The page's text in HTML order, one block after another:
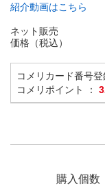
紹介動画はこちら
ネット販売
価格（税込）
コメリカード番号
コメリポイント ：
購入個数